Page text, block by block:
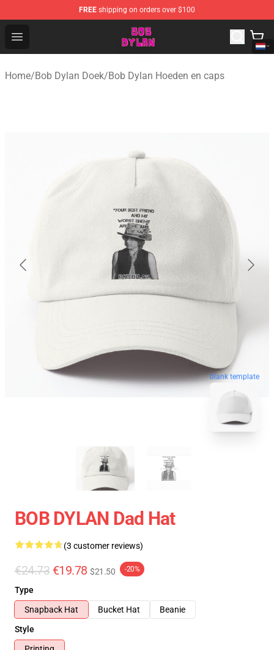
FREE shipping on orders over $100
Open menu
Bob Dylan Store - Official Bob Dylan Merchandise Shop
Home/Bob Dylan Doek/Bob Dylan Hoeden en caps
blank template
BOB DYLAN Dad Hat
(3 customer reviews)
€24.73 €19.78 $21.50 -20%
Type
Snapback Hat
Bucket Hat
Beanie
Style